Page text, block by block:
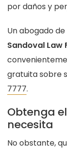
por daños y
Un abogado
Sandoval Law
gratuita sobre
7777.
Obtenga
necesita
No obstante,